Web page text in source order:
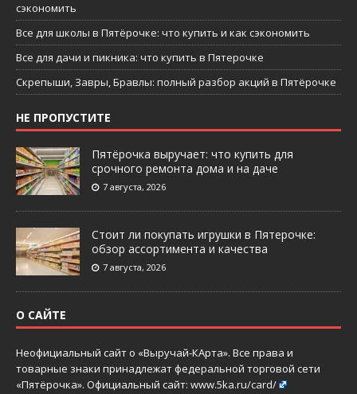
сэкономить
Все для школы в Пятёрочке: что купить и как сэкономить
Все для дачи и пикника: что купить в Пятерочке
Скрепыши, Завры, Бравлы: полный разбор акций в Пятёрочке
НЕ ПРОПУСТИТЕ
Пятёрочка выручает: что купить для
срочного ремонта дома и на даче
7 августа, 2026
Стоит ли покупать игрушки в Пятерочке:
обзор ассортимента и качества
7 августа, 2026
О САЙТЕ
Неофициальный сайт о «Выручай-КАрта». Все права и
товарные знаки принадлежат федеральной торговой сети
«Пятёрочка». Официальный сайт: www.5ka.ru/card/